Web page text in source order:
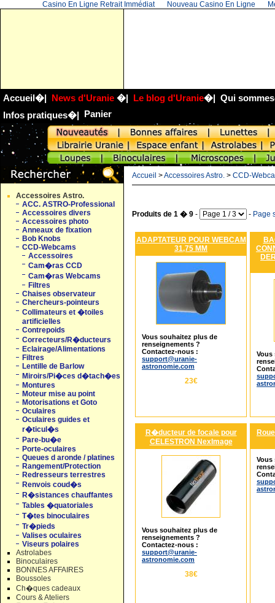
Casino En Ligne Retrait Immédiat Nouveau Casino En Ligne
Accueil�| News d'Uranie �| Le blog d'Uranie�| Qui
Infos pratiques�| Panier
Accessoires Astro.
ACC. ASTRO-Professional
Accessoires divers
Accessoires photo
Anneaux de fixation
Bob Knobs
CCD-Webcams
Accessoires
Cam�ras CCD
Cam�ras Webcams
Filtres
Chaises observateur
Chercheurs-pointeurs
Collimateurs et �toiles
artificielles
Contrepoids
Correcteurs/R�ducteurs
Eclairage/Alimentations
Filtres
Lentille de Barlow
Miroirs/Pi�ces d�tach�es
Montures
Moteur mise au point
Motorisations et Goto
Oculaires
Oculaires guides et
r�ticul�s
Pare-bu�e
Porte-oculaires
Queues d aronde / platines
Rangement/Protection
Redresseurs terrestres
Renvois coud�s
R�sistances chauffantes
Tables �quatoriales
T�tes binoculaires
Tr�pieds
Valises oculaires
Viseurs polaires
Astrolabes
Binoculaires
BONNES AFFAIRES
Boussoles
Ch�ques cadeaux
Cours & Ateliers
Accueil >Accessoires Astro. > CCD-
Produits de 1 � 9 - - Page
ADAPTATEUR POUR WEBCAM
31,75 MM
Vous souhaitez plus de
renseignements ?
Contactez-nous :
support@uranie-
astronomie.com
23€
Vous
R�ducteur de focale pour
CELESTRON NexImage
Vous souhaitez plus de
renseignements ?
Contactez-nous :
support@uranie-
astronomie.com
38€
Vous